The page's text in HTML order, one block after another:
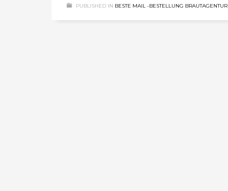
PUBLISHED IN BESTE MAIL -BESTELLUNG BRAUTAGENTUR